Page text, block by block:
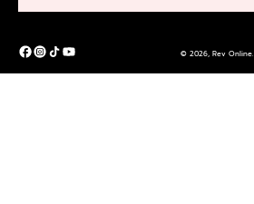
© 2026, Rev Online.